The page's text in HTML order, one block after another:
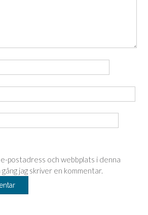
e-postadress och webbplats i denna
jag skriver en kommentar.